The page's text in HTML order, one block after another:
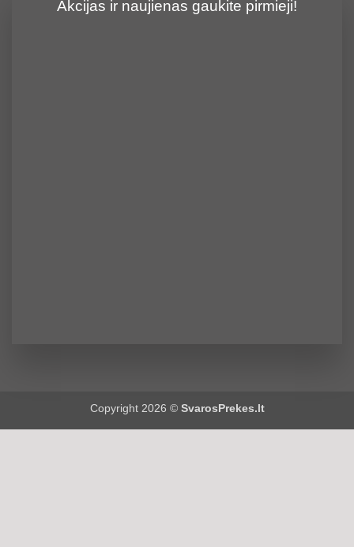
Akcijas ir naujienas gaukite pirmieji!
Copyright 2026 © SvarosPrekes.lt